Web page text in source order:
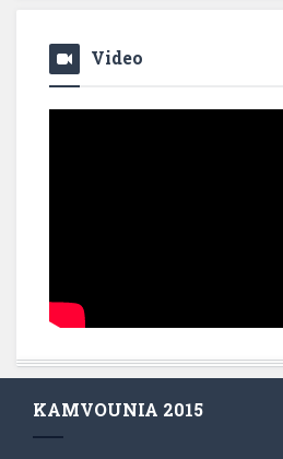
Video
KAMVOUNIA 2015